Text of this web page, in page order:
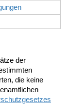
der
die keine